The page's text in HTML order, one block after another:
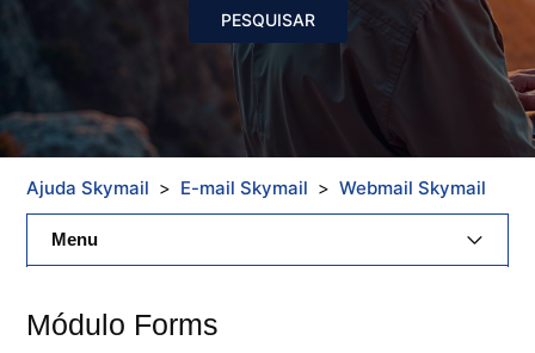
Ajuda Skymail E-mail Skymail Webmail Skymail
Menu
Módulo Forms